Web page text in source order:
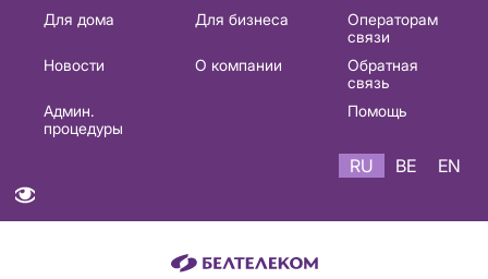
Основная
навигация
Для дома Для бизнеса
Операторам
связи
Новости
О компании
Обратная
связь
Админ.
процедуры
Помощь
RU BE EN